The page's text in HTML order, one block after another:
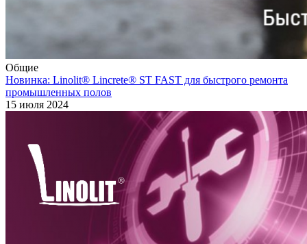
Общие
Новинка: Linolit® Lincrete® ST FAST для быстрого ремонта
промышленных полов
15 июля 2024